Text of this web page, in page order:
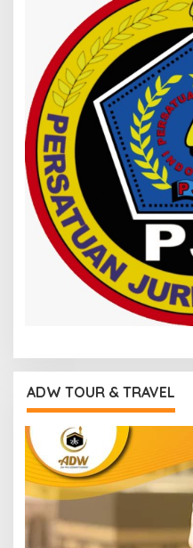
ADW TOUR & TRAVEL